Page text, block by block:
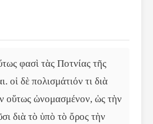
φασὶ τὰς Ποτνίας τῆς
οἱ δὲ πολισμάτιόν τι διὰ
οὕτως ὠνομασμένον, ὡς τὴν
διὰ τὸ ὑπὸ τὸ ὄρος τὴν